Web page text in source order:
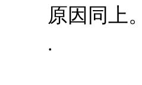
原因同上。
.